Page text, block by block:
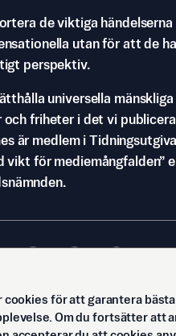
de viktiga
utan för att de
perspektiv.
universella mänskliga
friheter i det vi
är medlem i
vikt för mediemångfalden”
Times AB2026
cookies för att garantera
Om du fortsätter att